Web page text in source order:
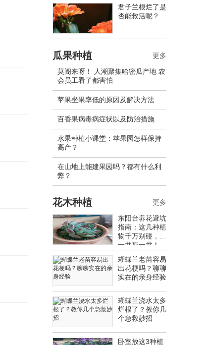
君子兰根烂了是
否能救活呢？
瓜果种植
莫阁来呀！ 人潮聚集哈密瓜产地 农
会员工看了都害怕
苹果坐果率低的原因及解决方法
百香果病毒病症状以及防治措施
水果种植小课堂：苹果园怎样保持
高产？
在山地上能建果园吗？都有什么利
弊？
更多
花木种植
东阳台养花避坑
指南：这几种植
物千万别碰，养
一盆死一盆！
蝴蝶兰老苗容易
出花梗吗？聊聊
实在的亲身经验
蝴蝶兰浇水太多
烂根了？教你几
个急救妙招
卧室放这3种植
更多